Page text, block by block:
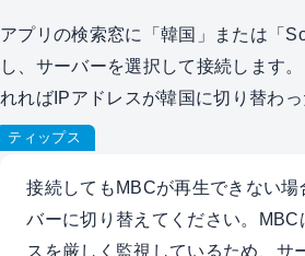
アプリの検索窓に「韓国」または「
し、サーバーを選択して接続します
れればIPアドレスが韓国に切り替わっ
ティップス
接続してもMBCが再生できない場
バーに切り替えてください。MBC
スを厳しく監視しているため、サ